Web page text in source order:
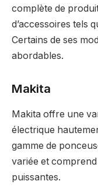
complète de
d’accessoires tels
Certains de ses
abordables.
Makita
Makita offre une
électrique
gamme de
variée et
puissantes.